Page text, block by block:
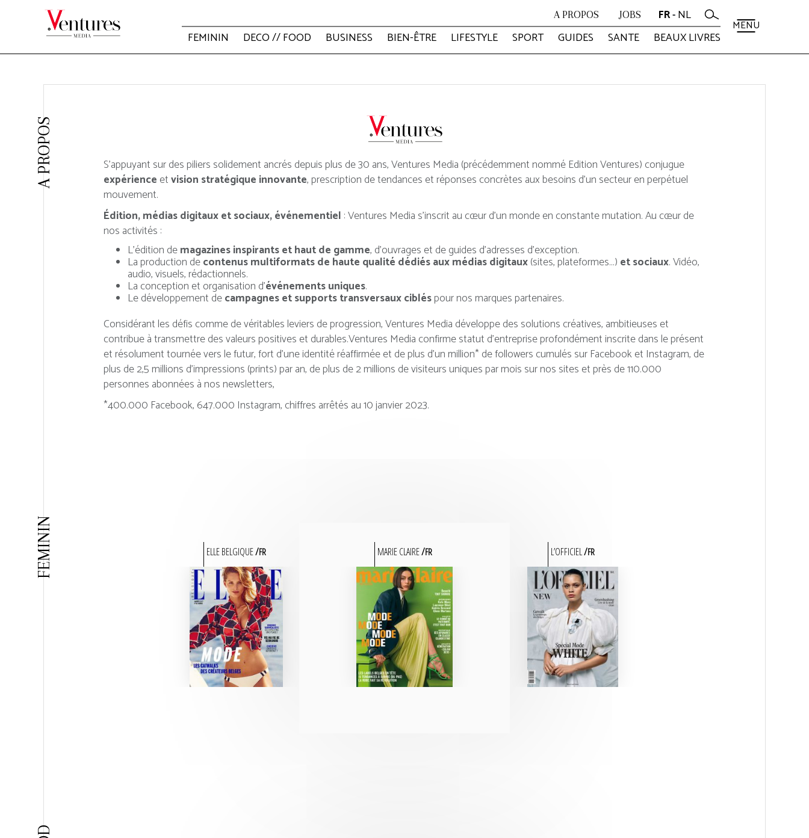
MENU
A PROPOS JOBS FR NL
FEMININ
DECO // FOOD BUSINESS BIEN-ÊTRE LIFESTYLE SPORT GUIDES SANTE BEAUX LIVRES
A PROPOS
S’appuyant sur des piliers solidement ancrés depuis plus de 30 ans, Ventures Media (précédemment nommé Edition Ventures) conjugue
expérience etvision stratégique innovante, prescription de tendances et réponses concrètes aux besoins d’un secteur en perpétuel
mouvement.
Édition, médias digitaux et sociaux, événementiel : Ventures Media s’inscrit au cœur d’un monde en constante mutation. Au cœur de
nos activités :
L’édition demagazines inspirants et haut de gamme, d’ouvrages et de guides d’adresses d’exception.
La production decontenus multiformats de haute qualité dédiés aux médias digitaux(sites, plateformes...) et sociaux. Vidéo,
audio, visuels, rédactionnels.
La conception et organisation d’événements uniques.
Le développement decampagnes et supports transversaux cibléspour nos marques partenaires.
Considérant les défis comme de véritables leviers de progression, Ventures Media développe des solutions créatives, ambitieuses et
contribue à transmettre des valeurs positives et durables.Ventures Media confirme statut d’entreprise profondément inscrite dans le présent
et résolument tournée vers le futur, fort d’une identité réaffirmée et de plus d’un million* de followers cumulés sur Facebook et Instagram, de
plus de 2,5 millions d’impressions (prints) par an, de plus de 2 millions de visiteurs uniques par mois sur nos sites et près de 110.000
personnes abonnées à nos newsletters,
*400.000 Facebook, 647.000 Instagram, chiffres arrêtés au 10 janvier 2023.
FEMININ ELLE BELGIQUE FR MARIE CLAIRE FR L’OFFICIEL FR